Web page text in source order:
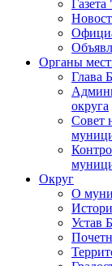
Органы
Глава
округа
Совет
Округ
О
Устав